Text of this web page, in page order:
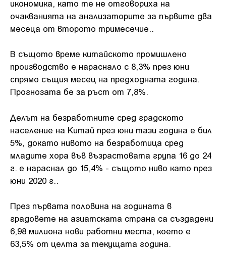
икономика, като те не отговориха на
очакванията на анализаторите за първите два
месеца от второто тримесечие..
В същото време китайското промишлено
производство е нараснало с 8,3% през юни
спрямо същия месец на предходната година.
Прогнозата бе за ръст от 7,8%.
Делът на безработните сред градското
население на Китай през юни тази година е бил
5%, докато нивото на безработица сред
младите хора във възрастовата група 16 до 24
г. е нараснал до 15,4% - същото ниво като през
юни 2020 г..
През първата половина на годината в
градовете на азиатската страна са създадени
6,98 милиона нови работни места, което е
63,5% от целта за текущата година.